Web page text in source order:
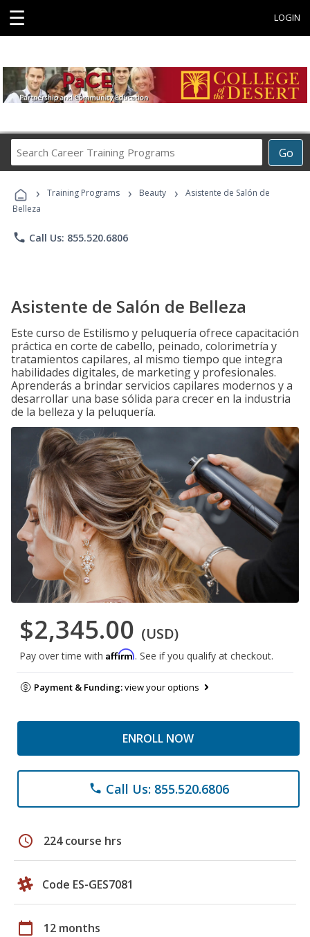
☰ LOGIN
Go
Career
Programs
› Training Programs › Beauty ›
Asistente de Salón de
Belleza
phone Call Us: 855.520.6806
Asistente de Salón de Belleza
Este curso de Estilismo y peluquería ofrece capacitación
práctica en corte de cabello, peinado, colorimetría y
tratamientos capilares, al mismo tiempo que integra
habilidades digitales, de marketing y profesionales.
Aprenderás a brindar servicios capilares modernos y a
desarrollar una base sólida para crecer en la industria
de la belleza y la peluquería.
$2,345.00 (USD)
Pay over time with Affirm. See if you qualify at checkout.
Payment & Funding:view your options
ENROLL NOW
phone Call Us: 855.520.6806
schedule 224 course hrs
Code ES-GES7081
calendar_today 12 months